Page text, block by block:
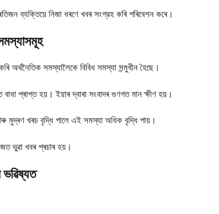
ব্যক্তিয়ে নিজা ধৰণে খবৰ সংগ্রহ কৰি পৰিবেশন কৰে।
অৰ্থনৈতিক সমস্যালৈকে বিবিধ সমস্যা সন্মুখীন হৈছে।
প্ৰাপ্ত হয়। ইয়াৰ দ্বাৰা সংবাদৰ গুণগত মান ক্ষীণ হয়।
মুদ্ৰণ খৰচ বৃদ্ধি পালে এই সমস্যা অধিক বৃদ্ধি পায়।
ভুৱা খবৰ প্ৰচাৰ হয়।
ভৱিষ্যত